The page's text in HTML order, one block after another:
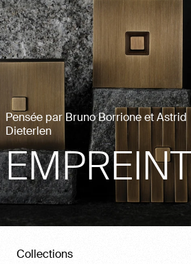
Pensée par Bruno Borrione et Astrid
Dieterlen
Collections